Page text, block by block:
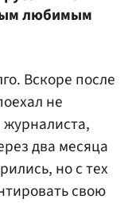
любимым
Вскоре после
не
журналиста,
два месяца
но с тех
свою